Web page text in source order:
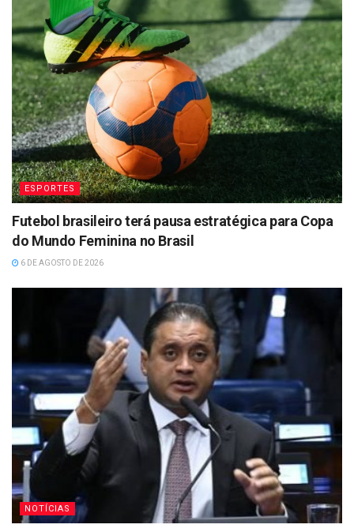
ESPORTES
Futebol brasileiro terá pausa estratégica para Copa
do Mundo Feminina no Brasil
6 DE AGOSTO DE 2026
NOTÍCIAS